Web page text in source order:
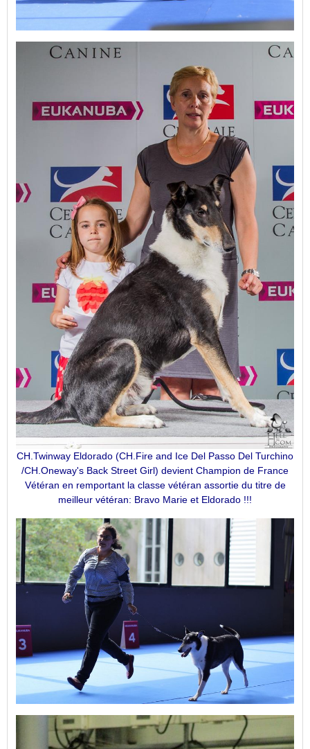
CH.Twinway Eldorado (CH.Fire and Ice Del Passo Del Turchino
/CH.Oneway's Back Street Girl) devient Champion de France
Vétéran en remportant la classe vétéran assortie du titre de
meilleur vétéran: Bravo Marie et Eldorado !!!